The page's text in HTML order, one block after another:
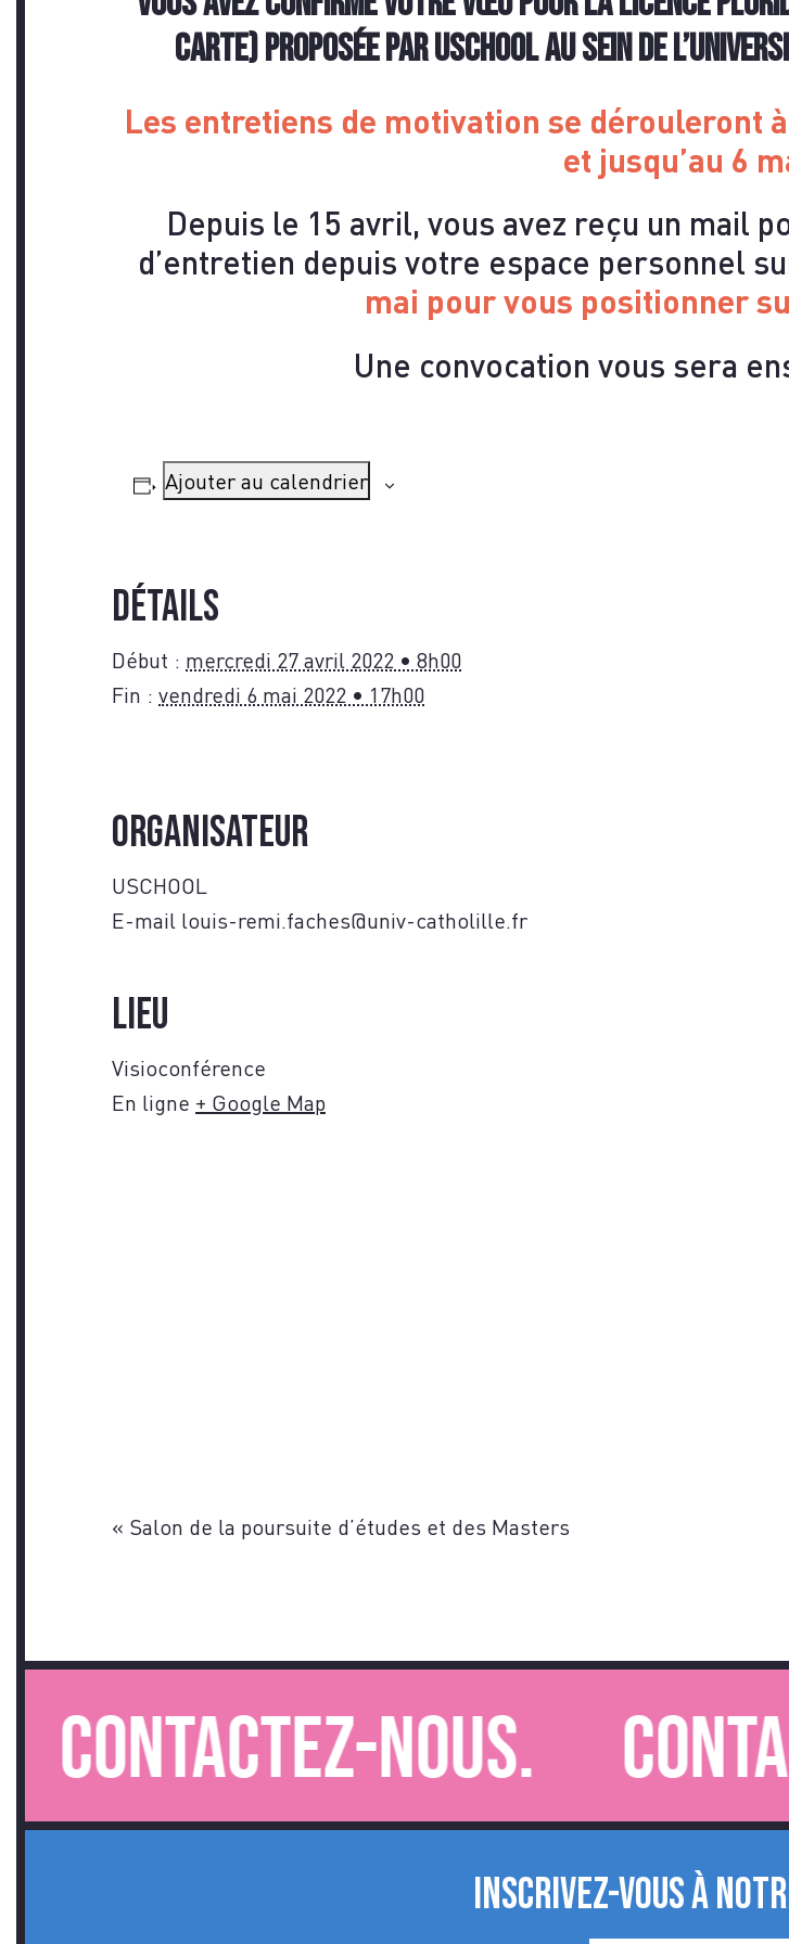
NOUS
carte) proposée par USCHOOL au sein de
Les entretiens de motivation se dérouleront
et jusqu’au 6
Depuis le 15 avril, vous avez reçu un mail
d’entretien depuis votre espace personnel
mai pour vous positionner
Une convocation vous sera
Ajouter au calendrier
Détails
Début : mercredi 27 avril 2022 • 8h00
Fin : vendredi 6 mai 2022 • 17h00
Organisateur
USCHOOL
E-mail louis-remi.faches@univ-catholille.fr
Lieu
Visioconférence
En ligne + Google Map
« Salon de la poursuite d’études et des Masters
nous.
INSCRIVEZ-VOUS À